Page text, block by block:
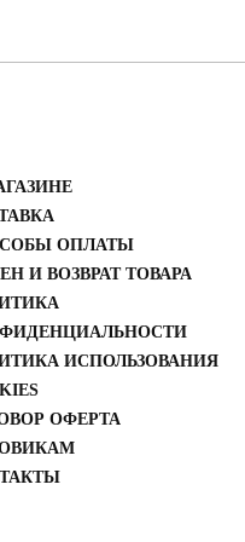
ОПЛАТЫ
И ВОЗВРАТ ТОВАРА
ИСПОЛЬЗОВАНИЯ
ОФЕРТА